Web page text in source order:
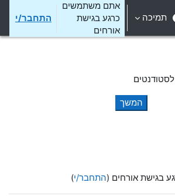
תמיכה
אתם משתמשים
כרגע בגישת
אורחים
התחבר/י
לסטודנטים
המשך
בגישת אורחים (התחבר/י)